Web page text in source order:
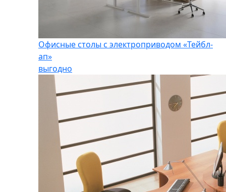
Офисные столы с электроприводом «Тейбл-
ап»
выгодно